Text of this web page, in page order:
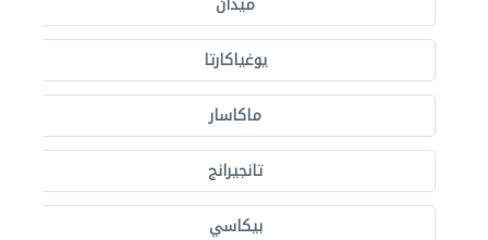
يوغياكارتا
ماكاسار
تانجيرانج
بيكاسي